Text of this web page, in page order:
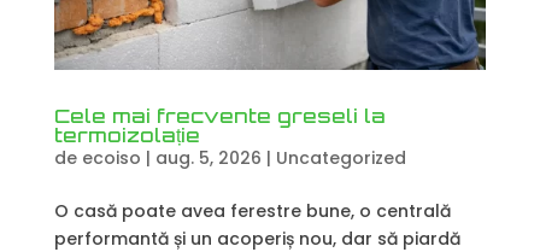
Cele mai frecvente greseli la
termoizolație
de ecoiso | aug. 5, 2026 | Uncategorized
O casă poate avea ferestre bune, o centrală
performantă și un acoperiș nou, dar să piardă